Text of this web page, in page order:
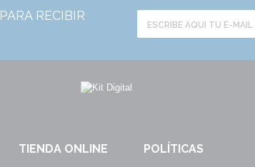
PARA RECIBIR
TIENDA ONLINE POLÍTICAS